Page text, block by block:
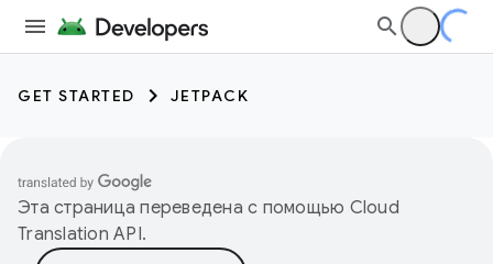
GET STARTED JETPACK
Эта страница переведена с помощью Cloud
Translation API.